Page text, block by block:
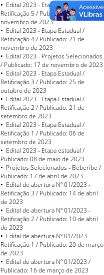
• Edital 2023 - Etapa Estadual /
Retificação 5 / Publicado: 24 de
novembro de 2023
• Edital 2023 - Etapa Estadual /
Retificação 4 / Publicado: 21 de
novembro de 2023
• Edital 2023 - Projetos Selecionados
/ Publicado: 17 de novembro de 2023
• Edital 2023 - Etapa Estadual /
Retificação 3 / Publicado: 25 de
outubro de 2023
• Edital 2023 - Etapa Estadual /
Retificação 2 / Publicado: 21 de
setembro de 2023
• Edital 2023 - Etapa Estadual /
Retificação 1 / Publicado: 06 de
setembro de 2023
• Edital 2023 - Etapa estadual /
Publicado: 08 de maio de 2023
• Projetos Selecionados - Beberibe /
Publicado: 17 de abril de 2023
• Edital de abertura Nº 01/2023 -
Retificação 3 / Publicado: 14 de abril
de 2023
• Edital de abertura Nº 01/2023 -
Retificação 2 / Publicado: 10 de abril
de 2023
• Edital de abertura Nº 01/2023 -
Retificação 1 / Publicado: 20 de março
de 2023
• Edital de abertura Nº 01/2023 /
Publicado: 16 de março de 2023